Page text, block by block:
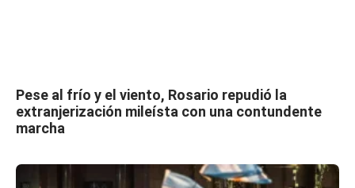
Pese al frío y el viento, Rosario repudió la
extranjerización mileísta con una contundente
marcha